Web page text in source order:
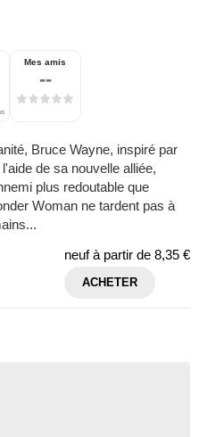
Mes amis
--
Bruce Wayne, inspiré par
de sa nouvelle alliée,
plus redoutable que
Woman ne tardent pas à
neuf à partir de 8,35 €
ACHETER